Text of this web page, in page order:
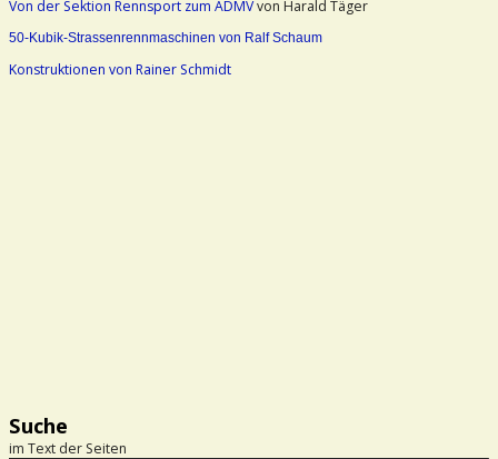
Von der Sektion Rennsport zum ADMVvon Harald Täger
50-Kubik-Strassenrennmaschinen von Ralf Schaum
Konstruktionen von Rainer Schmidt
Suche
im Text der Seiten